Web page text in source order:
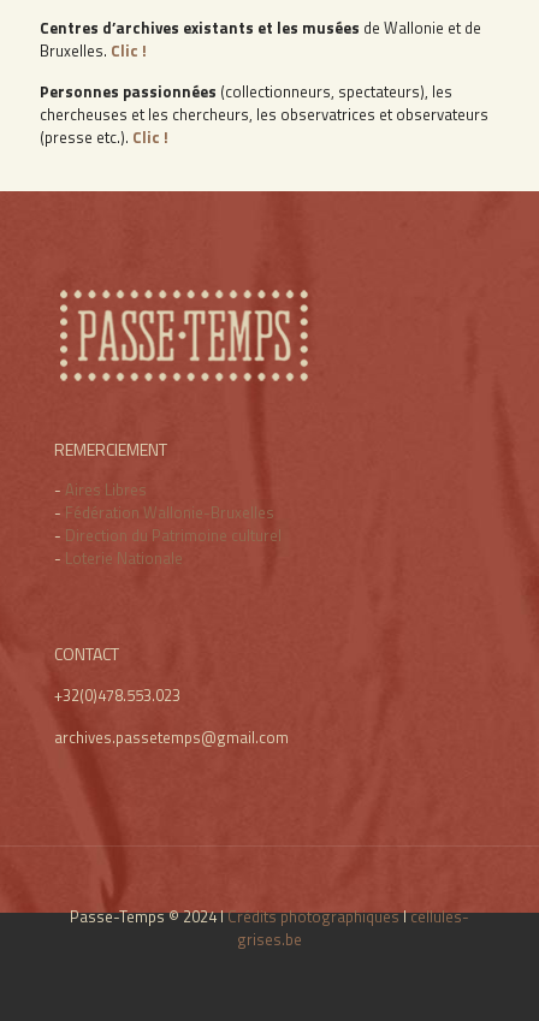
Centres d’archives existants et les musées de Wallonie et de
Bruxelles. Clic !
Personnes passionnées (collectionneurs, spectateurs), les
chercheuses et les chercheurs, les observatrices et observateurs
(presse etc.). Clic !
REMERCIEMENT
- Aires Libres
- Fédération Wallonie-Bruxelles
- Direction du Patrimoine culturel
- Loterie Nationale
CONTACT
+32(0)478.553.023
archives.passetemps@gmail.com
Passe-Temps © 2024 ICrédits photographiquesIcellules-
grises.be